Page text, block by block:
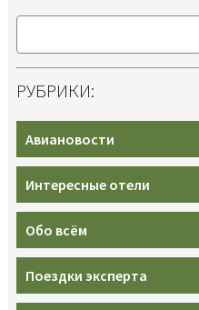
РУБРИКИ:
Авиановости
Интересные отели
Обо всём
Поездки эксперта